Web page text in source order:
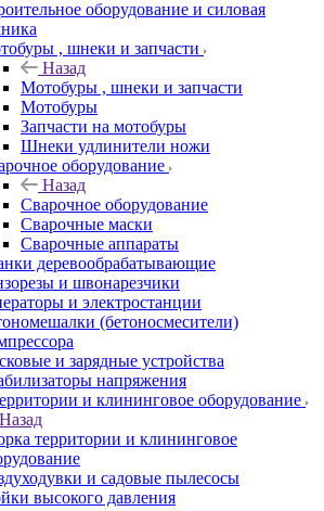
оборудование и силовая
, шнеки и запчасти
Назад
Мотобуры , шнеки и запчасти
Мотобуры
Запчасти на мотобуры
Шнеки удлинители ножи
оборудование
Назад
Сварочное оборудование
Сварочные маски
Сварочные аппараты
деревообрабатывающие
и швонарезчики
и электростанции
(бетоносмесители)
и зарядные устройства
напряжения
и клининговое оборудование
Назад
территории и клининговое
и садовые пылесосы
высокого давления